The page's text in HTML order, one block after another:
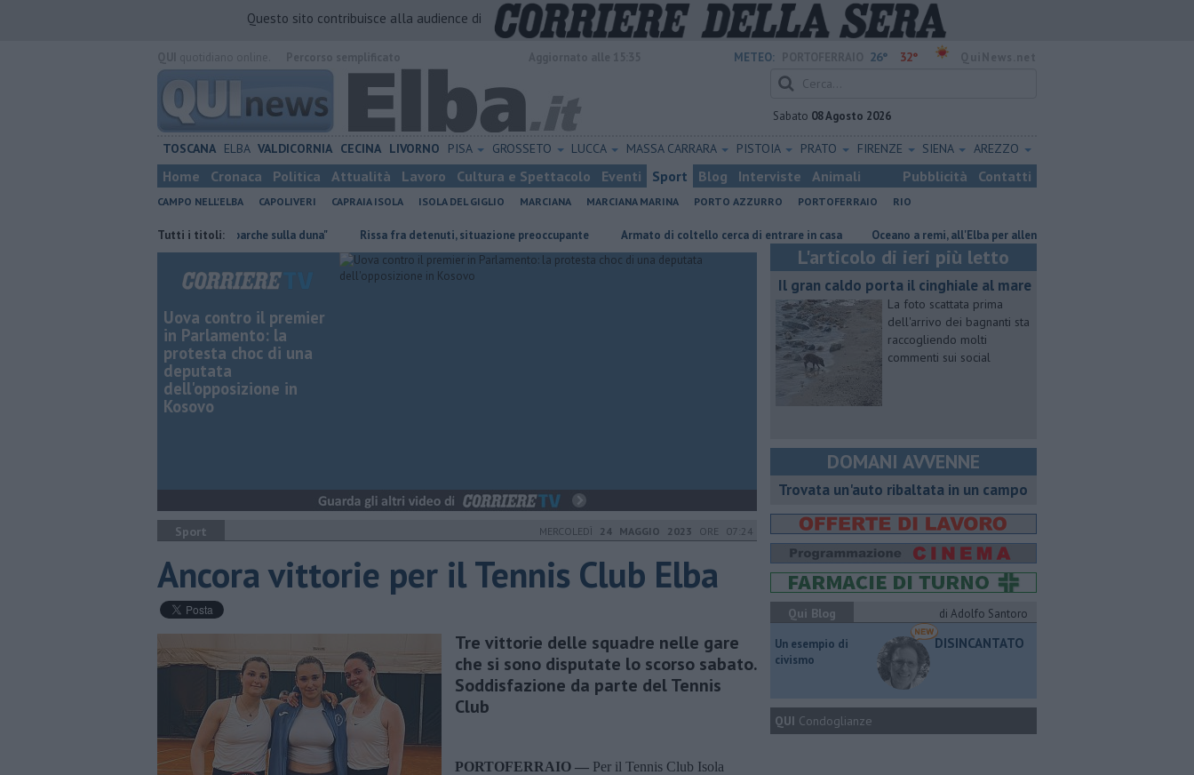
Questo sito contribuisce alla audience di
METEO: 26° 32°
Sabato 08 Agosto 2026
TOSCANA ELBA VALDICORNIA CECINA LIVORNO PISA GROSSETO LUCCA MASSA CARRARA PISTOIA PRATO FIRENZE SIENA AREZZO
Home Cronaca Politica Attualità Lavoro Cultura e Spettacolo Eventi Sport Blog Interviste Animali Pubblicità Contatti
CAMPO NELL'ELBA CAPOLIVERI CAPRAIA ISOLA ISOLA DEL GIGLIO MARCIANA MARCIANA MARINA PORTO AZZURRO PORTOFERRAIO RIO
Tutti i titoli:
Mola, "troppi rifiuti e barche sulla duna" Rissa fra detenuti, situazione preoccupante Armato di coltello cerca di entrare in casa Oceano a remi, all'Elba per allenarsi
Uova contro il premier
in Parlamento: la
protesta choc di una
deputata
dell'opposizione in
Kosovo
Sport MERCOLEDÌ 24 MAGGIO 2023 ORE 07:24
Ancora vittorie per il Tennis Club Elba
Tre vittorie delle squadre nelle gare
che si sono disputate lo scorso sabato.
Soddisfazione da parte del Tennis
Club
PORTOFERRAIO — Per il Tennis Club Isola
L'articolo di ieri più letto
Il gran caldo porta il cinghiale al mare
La foto scattata prima
dell'arrivo dei bagnanti sta
raccogliendo molti
commenti sui social
DOMANI AVVENNE
Trovata un'auto ribaltata in un campo
Qui Blog
di Adolfo Santoro
​Un esempio di
civismo
DISINCANTATO
QUI Condoglianze